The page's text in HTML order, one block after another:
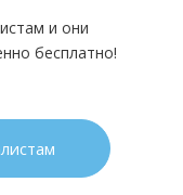
и они
бесплатно!